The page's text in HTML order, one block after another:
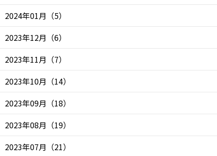
2024年01月 （5）
2023年12月 （6）
2023年11月 （7）
2023年10月 （14）
2023年09月 （18）
2023年08月 （19）
2023年07月 （21）